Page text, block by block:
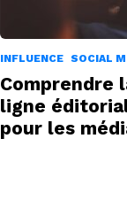
INFLUENCE SOCIAL
Comprendre
ligne
pour les